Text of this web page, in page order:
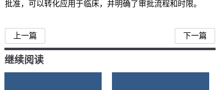
批准，可以转化应用于临床，并明确了审批流程和时限。
上一篇 下一篇
继续阅读